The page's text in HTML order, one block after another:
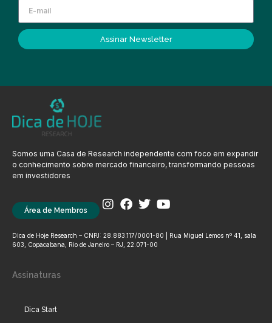
Assinar Newsletter
Somos uma Casa de Research independente com foco em expandir
o conhecimento sobre mercado financeiro, transformando pessoas
em investidores
Área de Membros
Dica de Hoje Research – CNPJ: 28.883.117/0001-80 | Rua Miguel Lemos nº 41, sala
603, Copacabana, Rio de Janeiro – RJ, 22.071-00
Assinaturas
Dica Start